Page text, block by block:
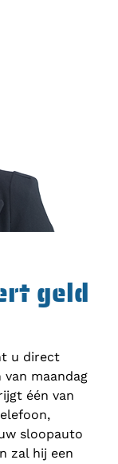
geld
u direct
maandag
één van
sloopauto
zal hij een